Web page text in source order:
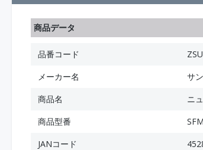
商品データ
品番コード
メーカー名
サ
商品名
ニ
商品型番
JANコード